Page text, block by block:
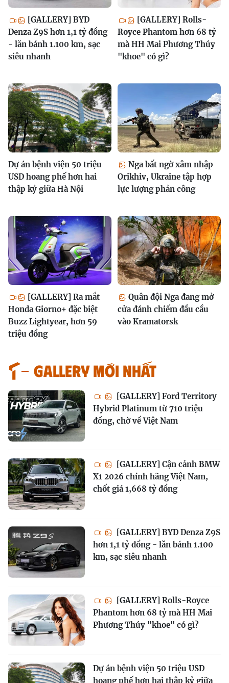
[GALLERY] BYD
Denza Z9S hơn 1,1 tỷ đồng
- lăn bánh 1.100 km, sạc
siêu nhanh
[GALLERY] Rolls-
Royce Phantom hơn 68 tỷ
mà HH Mai Phương Thúy
"khoe" có gì?
Dự án bệnh viện 50 triệu
USD hoang phế hơn hai
thập kỷ giữa Hà Nội
Nga bất ngờ xâm nhập
Orikhiv, Ukraine tập hợp
lực lượng phản công
[GALLERY] Ra mắt
Honda Giorno+ đặc biệt
Buzz Lightyear, hơn 59
triệu đồng
Quân đội Nga đang mở
cửa đánh chiếm đầu cầu
vào Kramatorsk
GALLERY MỚI NHẤT
[GALLERY] Ford Territory
Hybrid Platinum từ 710 triệu
đồng, chờ về Việt Nam
[GALLERY] Cận cảnh BMW
X1 2026 chính hãng Việt Nam,
chốt giá 1,668 tỷ đồng
[GALLERY] BYD Denza Z9S
hơn 1,1 tỷ đồng - lăn bánh 1.100
km, sạc siêu nhanh
[GALLERY] Rolls-Royce
Phantom hơn 68 tỷ mà HH Mai
Phương Thúy "khoe" có gì?
Dự án bệnh viện 50 triệu USD
hoang phế hơn hai thập kỷ giữa